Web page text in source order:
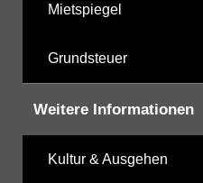
Mietspiegel
Grundsteuer
Weitere Informationen
Kultur & Ausgehen